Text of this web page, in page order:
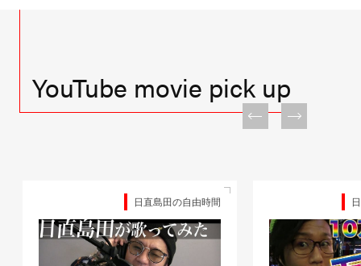
YouTube movie pick up
日直島田の自由時間